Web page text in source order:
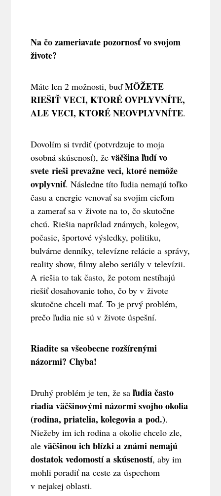
Na čo zameriavate pozornosť vo svojom
živote?
Máte len 2 možnosti, buďMÔŽETE
RIEŠIŤ VECI, KTORÉ OVPLYVNÍTE,
ALE VECI, KTORÉ NEOVPLYVNÍTE.
Dovolím si tvrdiť (potvrdzuje to moja
osobná skúsenosť), ževäčšina ľudí vo
svete rieši prevažne veci, ktoré nemôže
ovplyvniť. Následne títo ľudia nemajú toľko
času a energie venovať sa svojim cieľom
a zamerať sa v živote na to, čo skutočne
chcú. Riešia napríklad známych, kolegov,
počasie, športové výsledky, politiku,
bulvárne denníky, televízne relácie a správy,
reality show, filmy alebo seriály v televízii.
A riešia to tak často, že potom nestíhajú
riešiť dosahovanie toho, čo by v živote
skutočne chceli mať. To je prvý problém,
prečo ľudia nie sú v živote úspešní.
Riadite sa všeobecne rozšírenými
názormi? Chyba!
Druhý problém je ten, že saľudia často
riadia väčšinovými názormi svojho okolia
(rodina, priatelia, kolegovia a pod.).
Niežeby im ich rodina a okolie chcelo zle,
aleväčšinou ich blízki a známi nemajú
dostatok vedomostí a skúseností, aby im
mohli poradiť na ceste za úspechom
v nejakej oblasti.